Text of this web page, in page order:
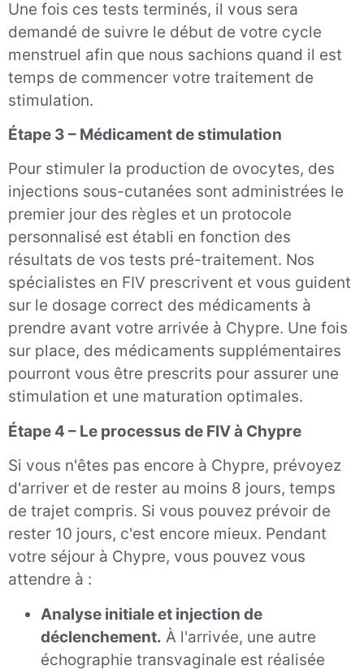
Une fois ces tests terminés, il vous sera
demandé de suivre le début de votre cycle
menstruel afin que nous sachions quand il est
temps de commencer votre traitement de
stimulation.
Étape 3 – Médicament de stimulation
Pour stimuler la production de ovocytes, des
injections sous-cutanées sont administrées le
premier jour des règles et un protocole
personnalisé est établi en fonction des
résultats de vos tests pré-traitement. Nos
spécialistes en FIV prescrivent et vous guident
sur le dosage correct des médicaments à
prendre avant votre arrivée à Chypre. Une fois
sur place, des médicaments supplémentaires
pourront vous être prescrits pour assurer une
stimulation et une maturation optimales.
Étape 4 – Le processus de FIV à Chypre
Si vous n'êtes pas encore à Chypre, prévoyez
d'arriver et de rester au moins 8 jours, temps
de trajet compris. Si vous pouvez prévoir de
rester 10 jours, c'est encore mieux. Pendant
votre séjour à Chypre, vous pouvez vous
attendre à :
Analyse initiale et injection de
déclenchement. À l'arrivée, une autre
échographie transvaginale est réalisée